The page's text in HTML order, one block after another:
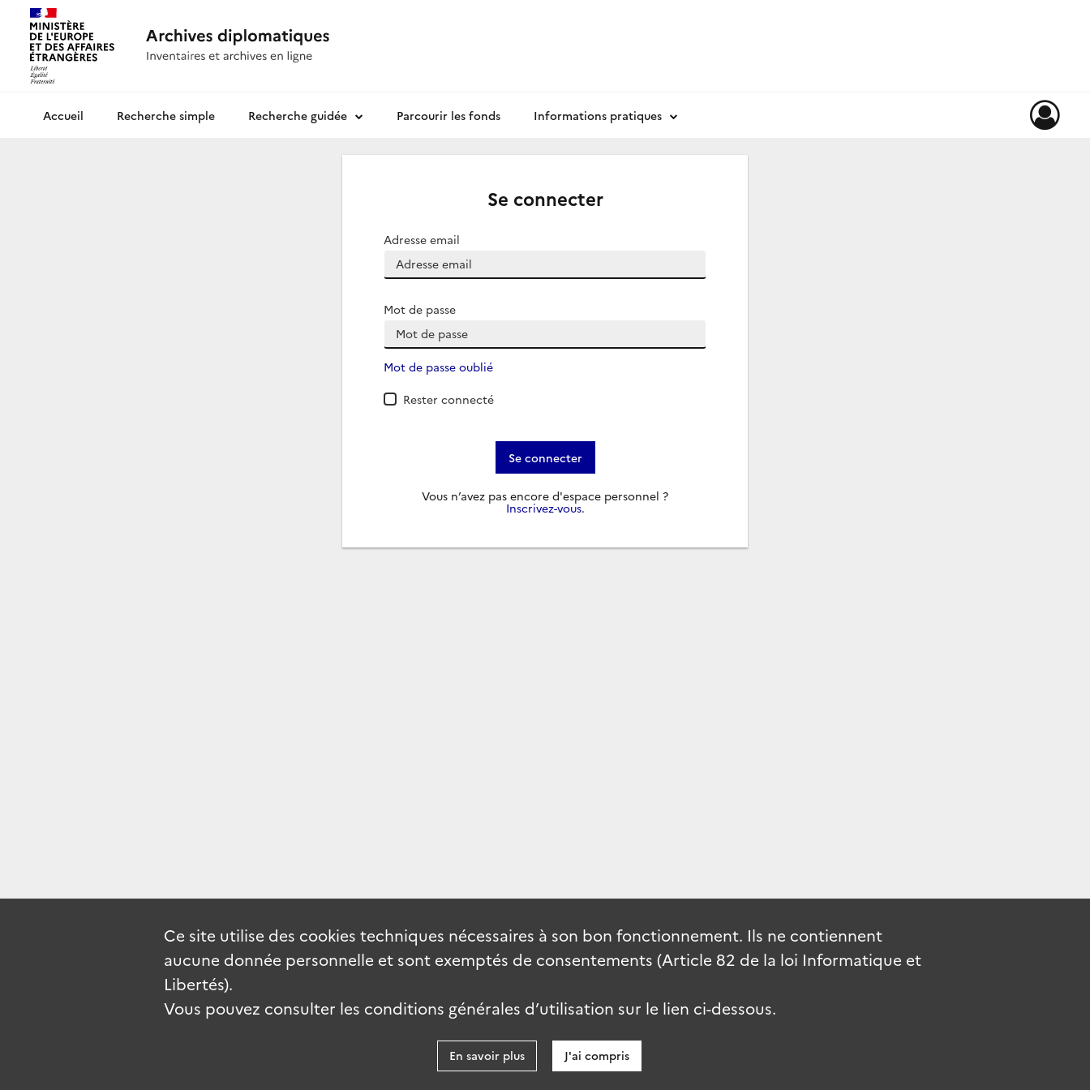
Archives diplomatiquesRecherche simple Recherche guidée Parcourir les fonds Informations pratiques
Se connecter
Adresse email
Mot de passe
Mot de passe oublié
Rester connecté
Se connecter
Vous n’avez pas encore d'espace personnel ?
Inscrivez-vous.
Ce site utilise des cookies techniques nécessaires à son bon fonctionnement. Ils ne contiennent
aucune donnée personnelle et sont exemptés de consentements (Article 82 de la loi Informatique et
Libertés).
Vous pouvez consulter les conditions générales d’utilisation sur le lien ci-dessous.
En savoir plus J'ai compris